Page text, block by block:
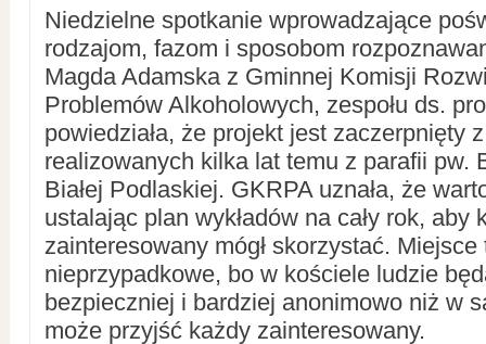
Niedzielne spotkanie wprowadzające
rodzajom, fazom i sposobom
Magda Adamska z Gminnej Komisji
Problemów Alkoholowych, zespołu ds.
powiedziała, że projekt jest zaczerpnięty
realizowanych kilka lat temu z parafii pw.
Białej Podlaskiej. GKRPA uznała, że
ustalając plan wykładów na cały rok, aby
zainteresowany mógł skorzystać. Miejsce
nieprzypadkowe, bo w kościele ludzie
bezpieczniej i bardziej anonimowo niż w
może przyjść każdy zainteresowany.